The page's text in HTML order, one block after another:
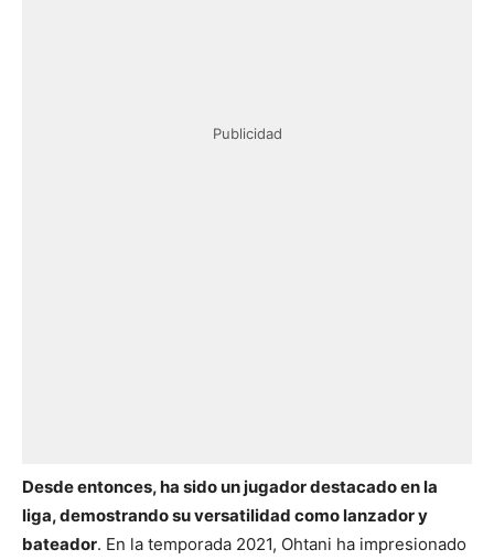
Publicidad
Desde entonces, ha sido un jugador destacado en la
liga, demostrando su versatilidad como lanzador y
bateador. En la temporada 2021, Ohtani ha impresionado